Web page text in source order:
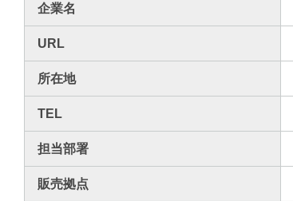
企業名
URL
所在地
TEL
担当部署
販売拠点